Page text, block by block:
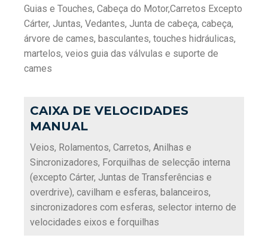
Guias e Touches, Cabeça do Motor,Carretos Excepto
Cárter, Juntas, Vedantes, Junta de cabeça, cabeça,
árvore de cames, basculantes, touches hidráulicas,
martelos, veios guia das válvulas e suporte de
cames
CAIXA DE VELOCIDADES
MANUAL
Veios, Rolamentos, Carretos, Anilhas e
Sincronizadores, Forquilhas de selecção interna
(excepto Cárter, Juntas de Transferências e
overdrive), cavilham e esferas, balanceiros,
sincronizadores com esferas, selector interno de
velocidades eixos e forquilhas